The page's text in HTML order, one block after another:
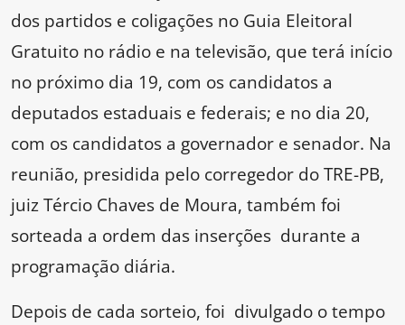
dos partidos e coligações no Guia Eleitoral
Gratuito no rádio e na televisão, que terá início
no próximo dia 19, com os candidatos a
deputados estaduais e federais; e no dia 20,
com os candidatos a governador e senador. Na
reunião, presidida pelo corregedor do TRE-PB,
juiz Tércio Chaves de Moura, também foi
sorteada a ordem das inserções durante a
programação diária.
Depois de cada sorteio, foi divulgado o tempo